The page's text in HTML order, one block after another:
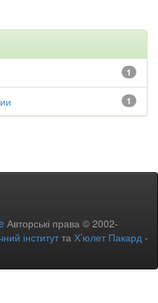
1
1
Авторські права © 2002-
інститутта Х’юлет Пакард -